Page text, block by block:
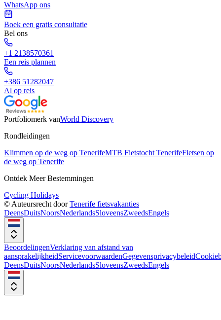
WhatsApp ons
Boek een gratis consultatie
Bel ons
+1 2138570361
Een reis plannen
+386 51282047
Al op reis
Portfoliomerk vanWorld Discovery
Rondleidingen
Klimmen op de weg op TenerifeMTB Fietstocht TenerifeFietsen op
de weg op Tenerife
Ontdek Meer Bestemmingen
Cycling Holidays
© Auteursrecht door Tenerife fietsvakanties
DeensDuitsNoorsNederlandsSloveensZweedsEngels
BeoordelingenVerklaring van afstand van
aansprakelijkheidServicevoorwaardenGegevensprivacybeleid
DeensDuitsNoorsNederlandsSloveensZweedsEngels